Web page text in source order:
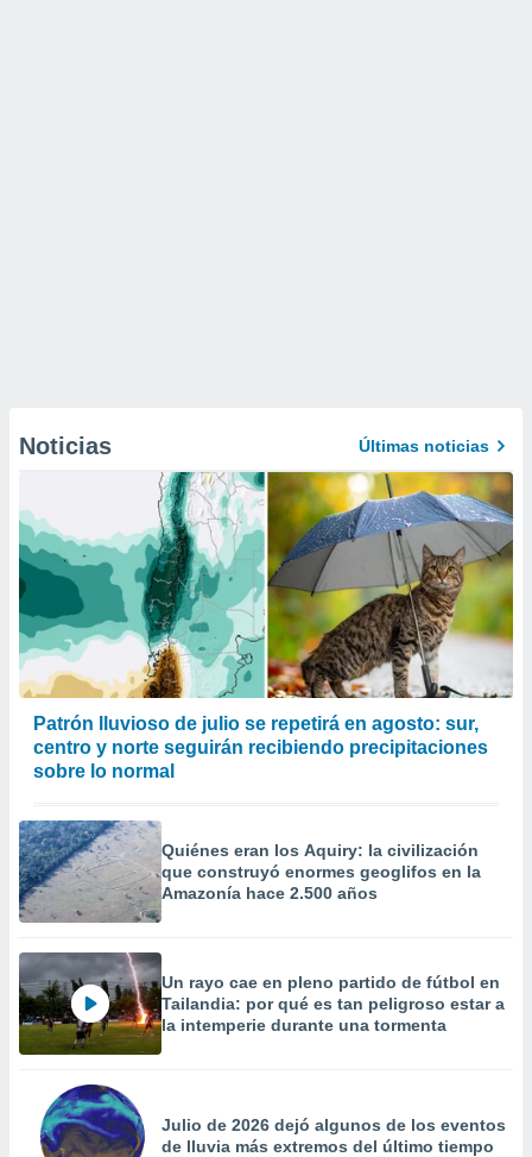
Noticias Últimas noticias
Patrón lluvioso de julio se repetirá en agosto: sur,
centro y norte seguirán recibiendo precipitaciones
sobre lo normal
Quiénes eran los Aquiry: la civilización
que construyó enormes geoglifos en la
Amazonía hace 2.500 años
Un rayo cae en pleno partido de fútbol en
Tailandia: por qué es tan peligroso estar a
la intemperie durante una tormenta
Julio de 2026 dejó algunos de los eventos
de lluvia más extremos del último tiempo